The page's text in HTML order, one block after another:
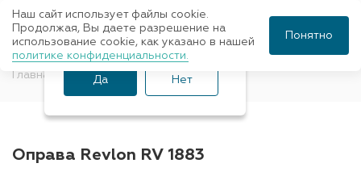
Главная Оправы для очков Revlon
Оправа Revlon RV 1883
Ваш город Санкт-
Петербург?
Да Нет
Наш сайт использует файлы cookie.
Продолжая, Вы даете разрешение на
использование cookie, как указано в нашей
политике конфиденциальности.
Понятно